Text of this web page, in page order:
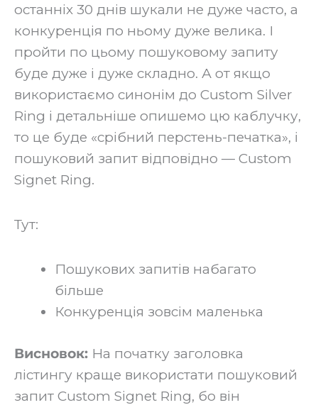
останніх 30 днів шукали не дуже часто, а
конкуренція по ньому дуже велика. І
пройти по цьому пошуковому запиту
буде дуже і дуже складно. А от якщо
використаємо синонім до Custom Silver
Ring і детальніше опишемо цю каблучку,
то це буде «срібний перстень-печатка», і
пошуковий запит відповідно — Custom
Signet Ring.
‍Тут:
Пошукових запитів набагато
більше
Конкуренція зовсім маленька
Висновок: На початку заголовка
лістингу краще використати пошуковий
запит Custom Signet Ring, бо він